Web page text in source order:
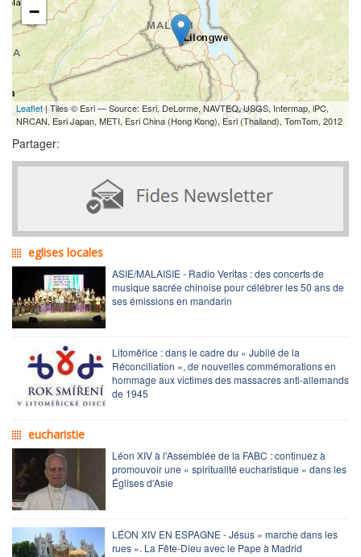
−
Leaflet| Tiles © Esri — Source: Esri, DeLorme, NAVTEQ, USGS, Intermap, iPC,
NRCAN, Esri Japan, METI, Esri China (Hong Kong), Esri (Thailand), TomTom, 2012
Partager:
eglises locales
ASIE/MALAISIE - Radio Veritas : des concerts de
musique sacrée chinoise pour célébrer les 50 ans de
ses émissions en mandarin
Litoměřice : dans le cadre du « Jubilé de la
Réconciliation », de nouvelles commémorations en
hommage aux victimes des massacres anti-allemands
de 1945
eucharistie
Léon XIV à l'Assemblée de la FABC : continuez à
promouvoir une « spiritualité eucharistique » dans les
Églises d'Asie
LÉON XIV EN ESPAGNE - Jésus « marche dans les
rues ». La Fête-Dieu avec le Pape à Madrid